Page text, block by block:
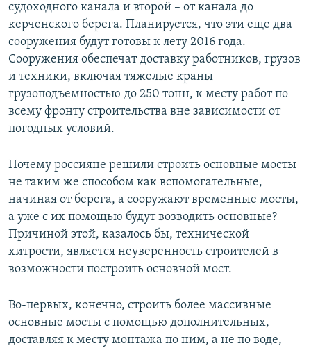
судоходного канала и второй – от канала до
керченского берега. Планируется, что эти еще два
сооружения будут готовы к лету 2016 года.
Сооружения обеспечат доставку работников, грузов
и техники, включая тяжелые краны
грузоподъемностью до 250 тонн, к месту работ по
всему фронту строительства вне зависимости от
погодных условий.
Почему россияне решили строить основные мосты
не таким же способом как вспомогательные,
начиная от берега, а сооружают временные мосты,
а уже с их помощью будут возводить основные?
Причиной этой, казалось бы, технической
хитрости, является неуверенность строителей в
возможности построить основной мост.
Во-первых, конечно, строить более массивные
основные мосты с помощью дополнительных,
доставляя к месту монтажа по ним, а не по воде,